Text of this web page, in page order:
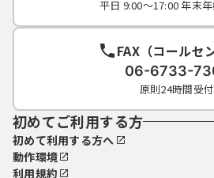
平日 9:00～17:00 年末年
FAX（コールセ
06-6733-
原則24時間受付
初めてご利用する方
初めて利用する方へ
動作環境
利用規約